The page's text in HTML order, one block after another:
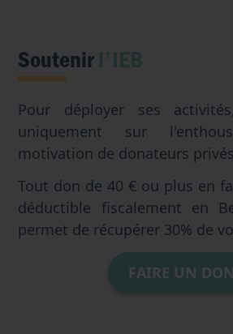
Soutenirl'IEB
Pour déployer ses
uniquement sur
motivation de donateurs
Tout don de 40 € ou plus en
déductible fiscalement en
permet de récupérer 30% de
FAIRE UN DON